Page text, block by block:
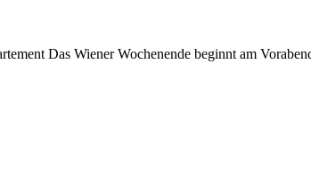
Das Wiener Wochenende beginnt am